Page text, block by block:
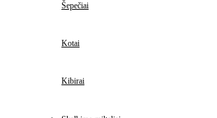
Šepečiai
Kotai
Kibirai